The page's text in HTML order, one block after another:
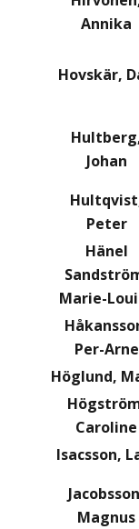
Annika
Hovskär,
Johan
Peter
Hänel
Marie-
Per-Arne
Höglund,
Caroline
Isacsson,
Magnus